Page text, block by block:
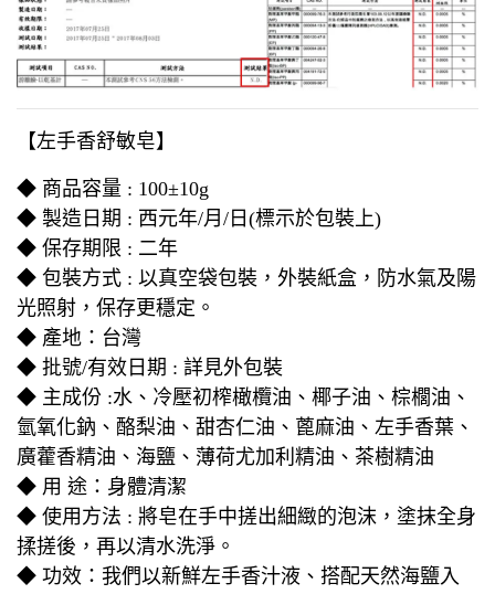
【左手香舒敏皂】
◆ 商品容量 : 100±10g
◆ 製造日期 : 西元年/月/日(標示於包裝上)
◆ 保存期限 : 二年
◆ 包裝方式 : 以真空袋包裝，外裝紙盒，防水氣及陽
光照射，保存更穩定。
◆ 產地：台灣
◆ 批號/有效日期 : 詳見外包裝
◆ 主成份 :水、冷壓初榨橄欖油、椰子油、棕櫚油、
氫氧化鈉、酪梨油、甜杏仁油、蓖麻油、左手香葉、
廣藿香精油、海鹽、薄荷尤加利精油、茶樹精油
◆ 用 途：身體清潔
◆ 使用方法 : 將皂在手中搓出細緻的泡沫，塗抹全身
揉搓後，再以清水洗淨。
◆ 功效：我們以新鮮左手香汁液、搭配天然海鹽入